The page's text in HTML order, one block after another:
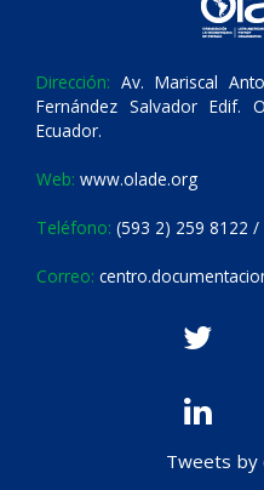
Dirección: Av. Mariscal
Fernández Salvador
Ecuador.
Web: www.olade.org
Teléfono: (593 2) 259 8122 /
Correo:
Tweets by